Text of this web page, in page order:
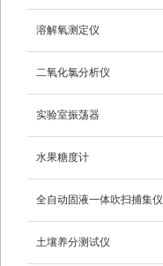
溶解氧测定仪
二氧化氯分析仪
实验室振荡器
水果糖度计
全自动固液一体吹扫捕集仪
土壤养分测试仪